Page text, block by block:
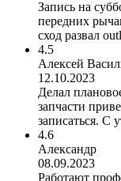
Запись на
передних
сход развал
4.5
Алексей
12.10.2023
Делал
запчасти
записаться. С
4.6
Александр
08.09.2023
Работают